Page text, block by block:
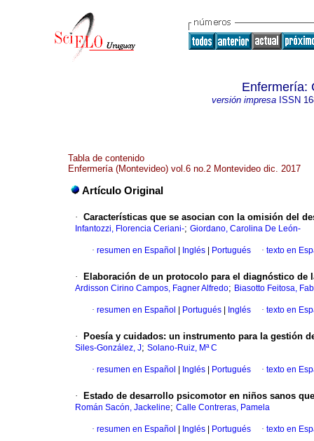
Enfermería:
versión impresaISSN
Tabla de contenido
Enfermería (Montevideo) vol.6 no.2 Montevideo dic. 2017
Artículo Original
· Características que se asocian con la omisión del
Infantozzi, Florencia Ceriani-; Giordano, Carolina De León-
· resumen en Español Inglés Portugués · texto en
· Elaboración de un protocolo para el diagnóstico de
Ardisson Cirino Campos, Fagner Alfredo; Biasotto Feitosa,
· resumen en Español Portugués Inglés · texto en
· Poesía y cuidados: un instrumento para la gestión
Siles-González, J; Solano-Ruiz, Mª C
· resumen en Español Inglés Portugués · texto en
· Estado de desarrollo psicomotor en niños sanos
Román Sacón, Jackeline; Calle Contreras, Pamela
· resumen en Español Inglés Portugués · texto en